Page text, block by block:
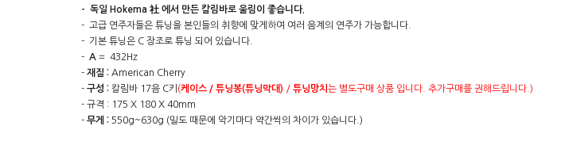
- 독일 Hokema 社 에서 만든 칼림바로 울림이 좋습니다.
- 고급 연주자들은 튜닝을 본인들의 취향에 맞게하여 여러 음계의 연주가 가능합니다.
- 기본 튜닝은 C 장조로 튜닝 되어 있습니다
- A = 432Hz
- 재질 : American Cherry
- 구성 : 칼림바 17음 C키 (케이스 / 튜닝봉(튜닝막대) / 튜닝망치 는 별도구매 상품 입니다. 추가구매를 권해드립니다.)
- 규격 : 175 X 180 X 40mm
- 무게 : 550g~630g (밀도 때문에 악기마다 약간씩의 차이가 있습니다.)